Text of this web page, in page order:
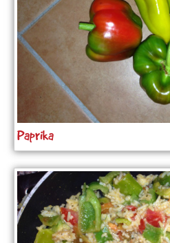
Paprika